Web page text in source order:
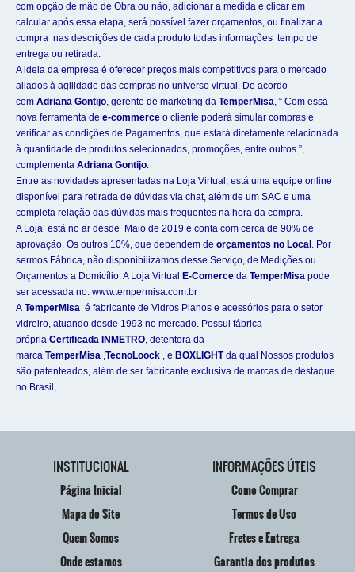
com opção de mão de Obra ou não, adicionar a medida e clicar em
calcular após essa etapa, será possível fazer orçamentos, ou finalizar a
compra nas descrições de cada produto todas informações tempo de
entrega ou retirada.
A ideia da empresa é oferecer preços mais competitivos para o mercado
aliados à agilidade das compras no universo virtual. De acordo
com Adriana Gontijo, gerente de marketing da TemperMisa, “ Com essa
nova ferramenta de e-commerce o cliente poderá simular compras e
verificar as condições de Pagamentos, que estará diretamente relacionada
à quantidade de produtos selecionados, promoções, entre outros.”,
complementa Adriana Gontijo.
Entre as novidades apresentadas na Loja Virtual, está uma equipe online
disponível para retirada de dúvidas via chat, além de um SAC e uma
completa relação das dúvidas mais frequentes na hora da compra.
A Loja está no ar desde Maio de 2019 e conta com cerca de 90% de
aprovação. Os outros 10%, que dependem de orçamentos no Local . Por
sermos Fábrica, não disponibilizamos desse Serviço, de Medições ou
Orçamentos a Domicílio. A Loja Virtual E-Comerce da TemperMisa pode
ser acessada no: www.tempermisa.com.br
A TemperMisa é fabricante de Vidros Planos e acessórios para o setor
vidreiro, atuando desde 1993 no mercado. Possui fábrica
própria Certificada INMETRO, detentora da
marca TemperMisa ,TecnoLoock , e BOXLIGHTda qual Nossos produtos
são patenteados, além de ser fabricante exclusiva de marcas de destaque
no Brasil,..
INSTITUCIONAL
Página Inicial
Mapa do Site
Quem Somos
Onde estamos
INFORMAÇÕES ÚTEIS
Como Comprar
Termos de Uso
Fretes e Entrega
Garantia dos produtos